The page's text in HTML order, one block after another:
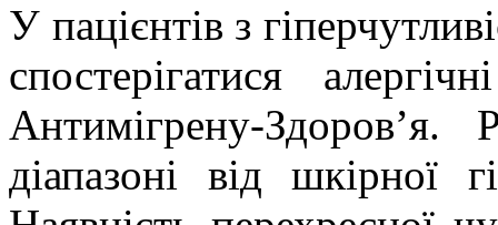
У пацієнтів з
спостерігатися
Антимігрену-Здоров’я.
діапазоні від шкірної